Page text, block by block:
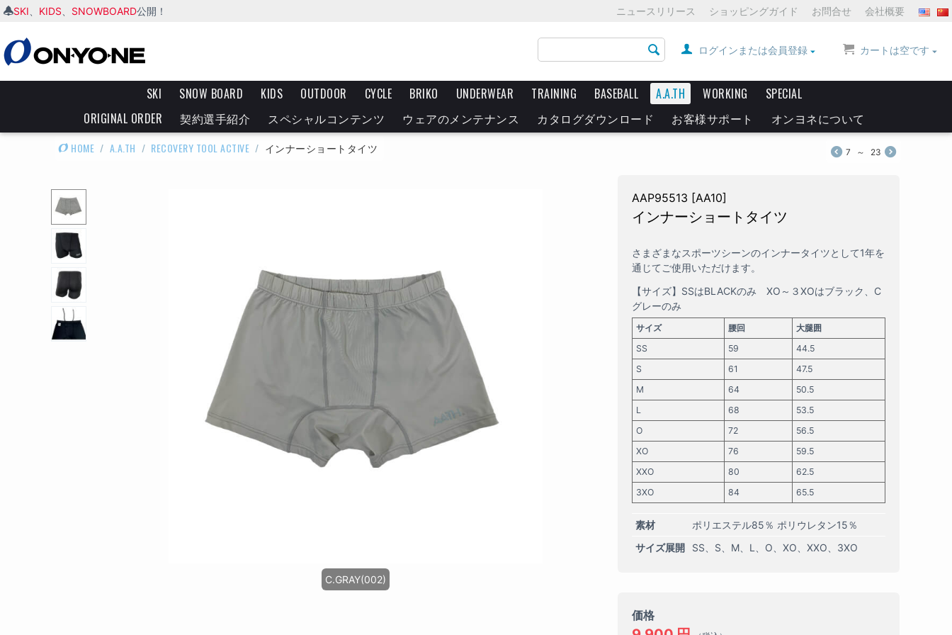
SKI KIDS SNOWBOARD公開！ ニュースリリース ショッピングガイド お問合せ 会社概要
カートは空です
ログインまたは会員登録
SKI SNOW BOARD KIDS OUTDOOR CYCLE BRIKO UNDERWEAR TRAINING BASEBALL A.A.TH WORKING
SPECIAL
ORIGINAL ORDER
契約選手紹介 スペシャルコンテンツ ウェアのメンテナンス カタログダウンロード お客様サポート オンヨネについて
HOME / A.A.TH / RECOVERY TOOL ACTIVE / インナーショートタイツ 7 ～ 23
C.GRAY(002)
AAP95513 [AA10]
インナーショートタイツ
さまざまなスポーツシーンのインナータイツとして1年を
通じてご使用いただけます。
【サイズ】SSはBLACKのみ XO～３XOはブラック、C
グレーのみ
サイズ 腰回
大腿囲
SS
59
44.5
S
61
47.5
M
64
50.5
L
68
53.5
O
72
56.5
XO
76
59.5
XXO
80
62.5
3XO
84 65.5
素材
ポリエステル85％ ポリウレタン15％
サイズ展開
SS S M L O XO XXO 3XO
価格